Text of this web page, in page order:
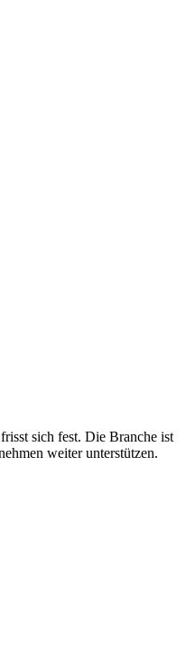
sich fest. Die Branche ist
weiter unterstützen.